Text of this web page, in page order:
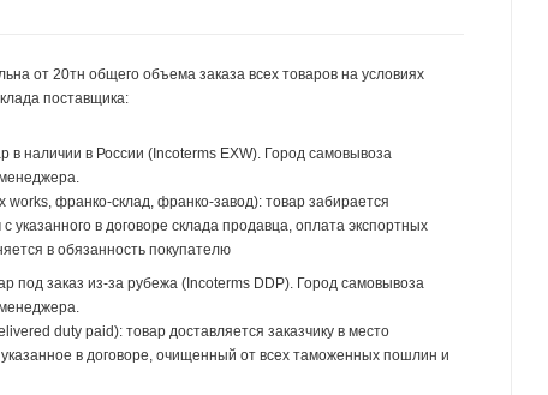
от 20тн общего объема заказа всех товаров на условиях
поставщика:
в наличии в России (Incoterms EXW). Город самовывоза
works, франко-склад, франко-завод): товар забирается
указанного в договоре склада продавца, оплата экспортных
в обязанность покупателю
под заказ из-за рубежа (Incoterms DDP). Город самовывоза
duty paid): товар доставляется заказчику в место
в договоре, очищенный от всех таможенных пошлин и